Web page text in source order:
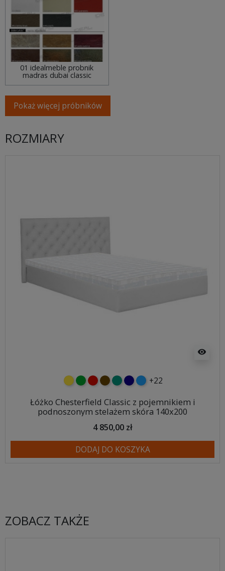
01 idealmeble probnik
madras dubai classic
Pokaż więcej próbników
ROZMIARY
visibility
żółtyzielonyczerwony
czekoladowy
turkusowy
granatowy
niebieski
+22
Łóżko Chesterfield Classic z pojemnikiem i
podnoszonym stelażem skóra 140x200
4 850,00 zł
DODAJ DO KOSZYKA
ZOBACZ TAKŻE